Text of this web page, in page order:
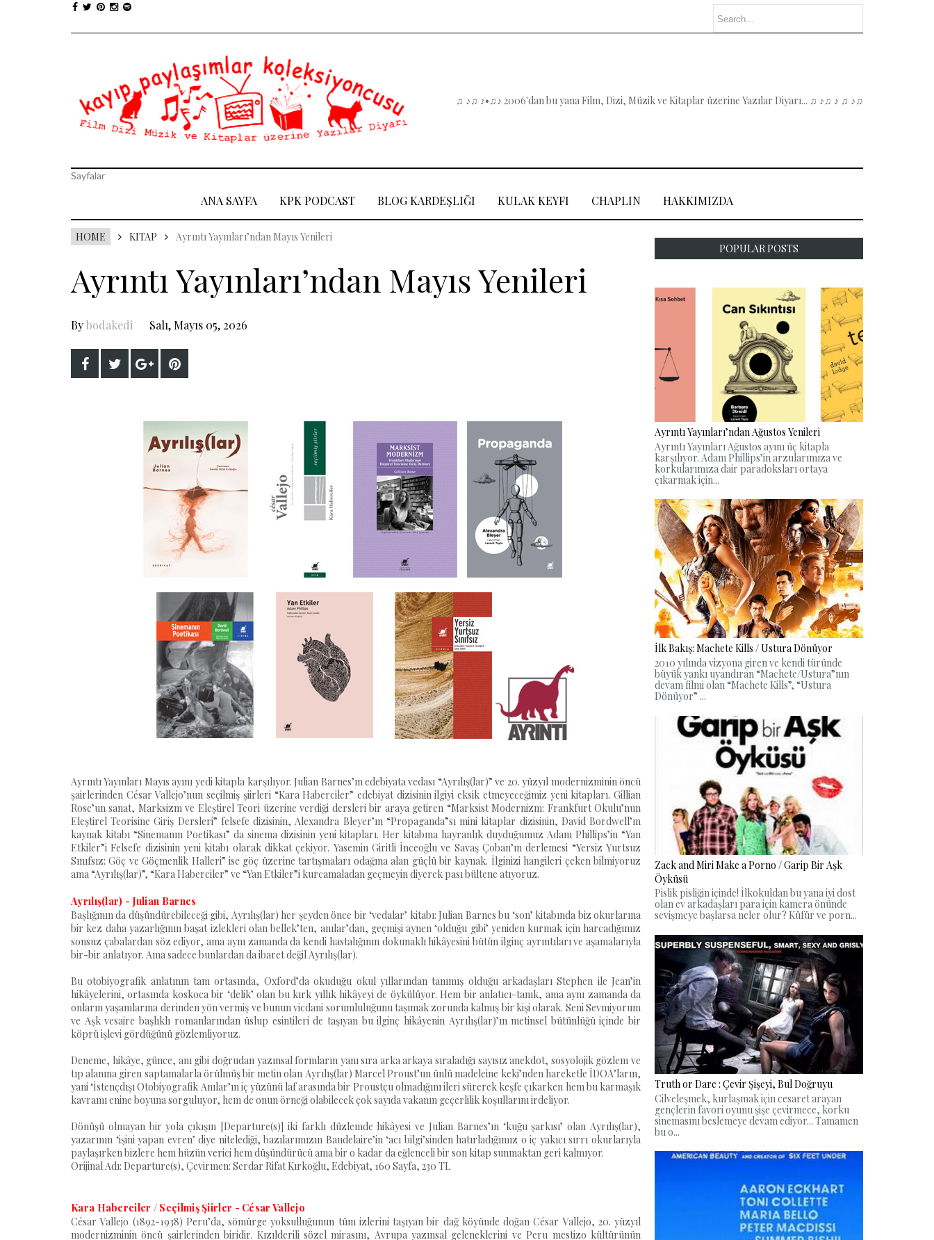
♫ ♪♫ ♪•♫♪ 2006'dan bu yana Film, Dizi, Müzik ve Kitaplar üzerine Yazılar Diyarı... ♫ ♪♫ ♪ ♫ ♪♫
Sayfalar
ANA SAYFA KPK PODCAST BLOG KARDEŞLIĞI KULAK KEYFI CHAPLIN HAKKIMIZDA
HOME KITAP Ayrıntı Yayınları’ndan Mayıs Yenileri
Ayrıntı Yayınları’ndan Mayıs Yenileri
Bybodakedi Salı, Mayıs 05, 2026
Ayrıntı Yayınları Mayıs ayını yedi kitapla karşılıyor. Julian Barnes’ın edebiyata vedası “Ayrılış(lar)” ve 20. yüzyıl modernizminin öncü
şairlerinden César Vallejo’nun seçilmiş şiirleri “Kara Haberciler” edebiyat dizisinin ilgiyi eksik etmeyeceğimiz yeni kitapları. Gillian
Rose’un sanat, Marksizm ve Eleştirel Teori üzerine verdiği dersleri bir araya getiren “Marksist Modernizm: Frankfurt Okulu’nun
Eleştirel Teorisine Giriş Dersleri” felsefe dizisinin, Alexandra Bleyer’ın “Propaganda”sı mini kitaplar dizisinin, David Bordwell’ın
kaynak kitabı “Sinemanın Poetikası” da sinema dizisinin yeni kitapları. Her kitabına hayranlık duyduğumuz Adam Phillips’in “Yan
Etkiler”i Felsefe dizisinin yeni kitabı olarak dikkat çekiyor. Yasemin Giritli İnceoğlu ve Savaş Çoban’ın derlemesi “Yersiz Yurtsuz
Sınıfsız: Göç ve Göçmenlik Halleri” ise göç üzerine tartışmaları odağına alan güçlü bir kaynak. İlginizi hangileri çeken bilmiyoruz
ama “Ayrılış(lar)”, “Kara Haberciler” ve “Yan Etkiler”i kurcamaladan geçmeyin diyerek pası bültene atıyoruz.
Ayrılış(lar) - Julian Barnes
Başlığının da düşündürebileceği gibi, Ayrılış(lar) her şeyden önce bir ‘vedalar’ kitabı: Julian Barnes bu ‘son’ kitabında biz okurlarına
bir kez daha yazarlığının başat izlekleri olan bellek’ten, anılar’dan, geçmişi aynen ‘olduğu gibi’ yeniden kurmak için harcadığımız
sonsuz çabalardan söz ediyor, ama aynı zamanda da kendi hastalığının dokunaklı hikâyesini bütün ilginç ayrıntıları ve aşamalarıyla
bir-bir anlatıyor. Ama sadece bunlardan da ibaret değil Ayrılış(lar).
Bu otobiyografik anlatının tam ortasında, Oxford’da okuduğu okul yıllarından tanımış olduğu arkadaşları Stephen ile Jean’in
hikâyelerini, ortasında koskoca bir ‘delik’ olan bu kırk yıllık hikâyeyi de öykülüyor. Hem bir anlatıcı-tanık, ama aynı zamanda da
onların yaşamlarına derinden yön vermiş ve bunun vicdani sorumluluğunu taşımak zorunda kalmış bir kişi olarak. Seni Sevmiyorum
ve Aşk vesaire başlıklı romanlarından üslup esintileri de taşıyan bu ilginç hikâyenin Ayrılış(lar)’ın metinsel bütünlüğü içinde bir
köprü işlevi gördüğünü gözlemliyoruz.
Deneme, hikâye, günce, anı gibi doğrudan yazınsal formların yanı sıra arka arkaya sıraladığı sayısız anekdot, sosyolojik gözlem ve
tıp alanına giren saptamalarla örülmüş bir metin olan Ayrılış(lar) Marcel Proust’un ünlü madeleine keki’nden hareketle İDOA’ların,
yani ‘İstençdışı Otobiyografik Anılar’ın iç yüzünü laf arasında bir Proustçu olmadığını ileri sürerek keşfe çıkarken hem bu karmaşık
kavramı enine boyuna sorguluyor, hem de onun örneği olabilecek çok sayıda vakanın geçerlilik koşullarını irdeliyor.
Dönüşü olmayan bir yola çıkışın [Departure(s)] iki farklı düzlemde hikâyesi ve Julian Barnes’ın ‘kuğu şarkısı’ olan Ayrılış(lar),
yazarının ‘işini yapan evren’ diye nitelediği, bazılarımızın Baudelaire’in ‘acı bilgi’sinden hatırladığımız o iç yakıcı sırrı okurlarıyla
paylaşırken bizlere hem hüzün verici hem düşündürücü ama bir o kadar da eğlenceli bir son kitap sunmaktan geri kalmıyor.
Orijinal Adı: Departure(s), Çevirmen: Serdar Rifat Kırkoğlu, Edebiyat, 160 Sayfa, 230 TL
Kara Haberciler / Seçilmiş Şiirler - César Vallejo
César Vallejo (1892-1938) Peru’da, sömürge yoksulluğunun tüm izlerini taşıyan bir dağ köyünde doğan César Vallejo, 20. yüzyıl
modernizminin öncü şairlerinden biridir. Kızılderili sözel mirasını, Avrupa yazınsal geleneklerini ve Peru mestizo kültürünün
POPULAR POSTS
Ayrıntı Yayınları’ndan Ağustos Yenileri
Ayrıntı Yayınları Ağustos ayını üç kitapla
karşılıyor. Adam Phillips’in arzularımıza ve
korkularımıza dair paradoksları ortaya
çıkarmak için...
İlk Bakış: Machete Kills / Ustura Dönüyor
2010 yılında vizyona giren ve kendi türünde
büyük yankı uyandıran “Machete/Ustura”nın
devam filmi olan “Machete Kills”, “Ustura
Dönüyor” ...
Zack and Miri Make a Porno / Garip Bir Aşk
Öyküsü
Pislik pisliğin içinde! İlkokuldan bu yana iyi dost
olan ev arkadaşları para için kamera önünde
sevişmeye başlarsa neler olur? Küfür ve porn...
Truth or Dare : Çevir Şişeyi, Bul Doğruyu
Cilveleşmek, kurlaşmak için cesaret arayan
gençlerin favori oyunu şişe çevirmece, korku
sinemasını beslemeye devam ediyor... Tamamen
bu o...